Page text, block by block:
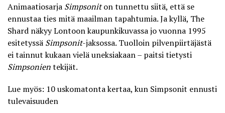
Animaatiosarja Simpsoniton tunnettu siitä, että se
ennustaa ties mitä maailman tapahtumia. Ja kyllä, The
Shard näkyy Lontoon kaupunkikuvassa jo vuonna 1995
esitetyssä Simpsonit-jaksossa. Tuolloin pilvenpiirtäjästä
ei tainnut kukaan vielä uneksiakaan – paitsi tietysti
Simpsonientekijät.
Lue myös: 10 uskomatonta kertaa, kun Simpsonit ennusti
tulevaisuuden